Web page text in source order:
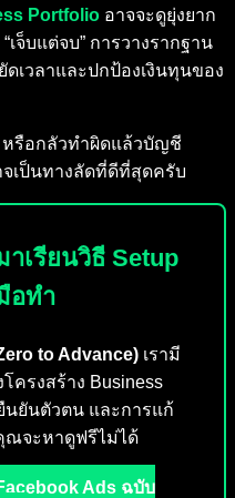
Portfolio อาจจะดูยุ่งยาก
จ็บแต่จบ” การวางรากฐาน
เวลาและปกป้องเงินทุนของ
หรือกลัวทำผิดแล้วบัญชี
เป็นทางลัดที่ดีที่สุดครับ
เรียนวิธี Setup
อทำ
to Advance) เรามี
ครงสร้าง Business
นยันตัวตน และการแก้
จะหาดูฟรีไม่ได้
Ads ฉบับ